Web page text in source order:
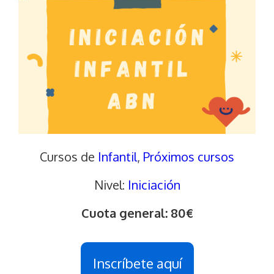
Cursos de Infantil, Próximos cursos
Nivel: Iniciación
Cuota general: 80€
Inscríbete aquí